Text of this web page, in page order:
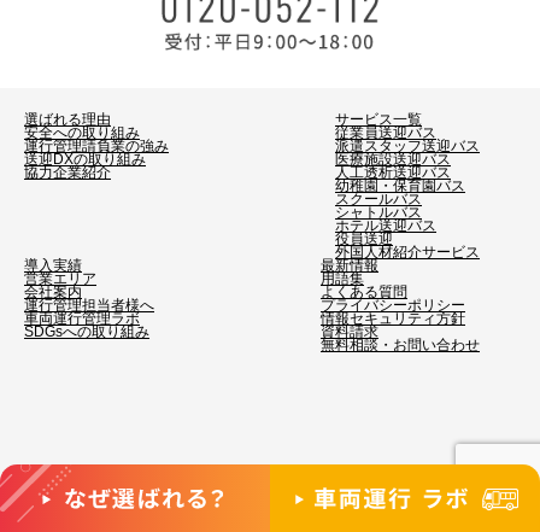
選ばれる理由
安全への取り組み
運行管理請負業の強み
送迎DXの取り組み
協力企業紹介
サービス一覧
従業員送迎バス
派遣スタッフ送迎バス
医療施設送迎バス
人工透析送迎バス
幼稚園・保育園バス
スクールバス
シャトルバス
ホテル送迎バス
役員送迎
外国人材紹介サービス
導入実績
営業エリア
会社案内
運行管理担当者様へ
車両運行管理ラボ
SDGsへの取り組み
最新情報
用語集
よくある質問
プライバシーポリシー
情報セキュリティ方針
資料請求
無料相談・お問い合わせ
©2026 ビジネスサポート. All Rights Reserved.